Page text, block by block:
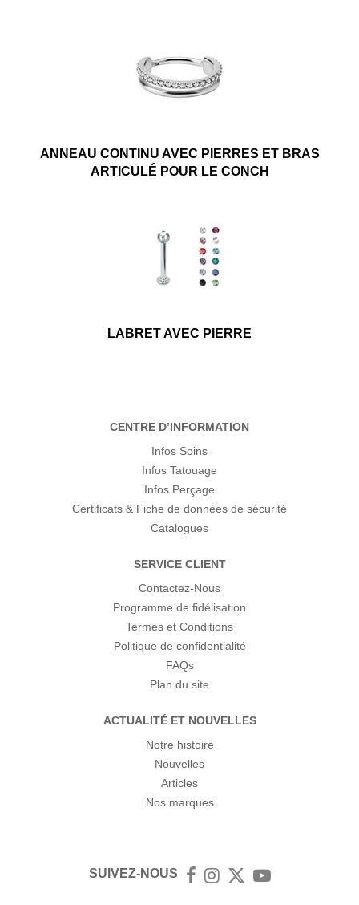
ANNEAU CONTINU AVEC PIERRES ET BRAS
ARTICULÉ POUR LE CONCH
LABRET AVEC PIERRE
CENTRE D’INFORMATION
Infos Soins
Infos Tatouage
Infos Perçage
Certificats & Fiche de données de sécurité
Catalogues
SERVICE CLIENT
Contactez-Nous
Programme de fidélisation
Termes et Conditions
Politique de confidentialité
FAQs
Plan du site
ACTUALITÉ ET NOUVELLES
Notre histoire
Nouvelles
Articles
Nos marques
SUIVEZ-NOUS FacebookInstagram
TwitterYouTube